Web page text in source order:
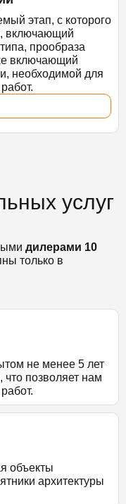
этап, с которого
включающий
прообраза
включающий
необходимой для
услуг
дилерами 10
только в
не менее 5 лет
позволяет нам
объекты
архитектуры